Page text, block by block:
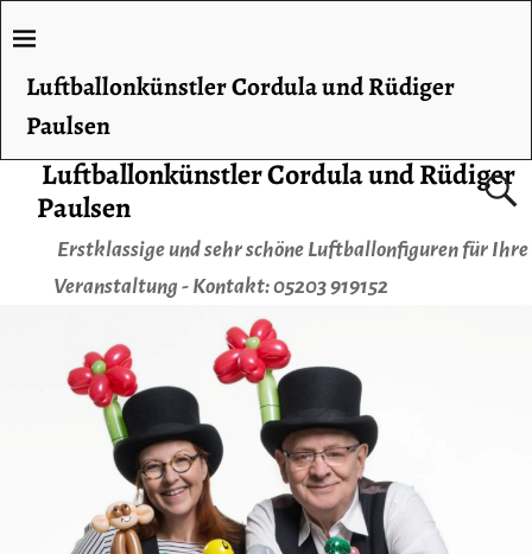
Luftballonkünstler Cordula und Rüdiger
Paulsen
Erstklassige und sehr schöne Luftballonfiguren für Ihre
Veranstaltung - Kontakt: 05203 919152
Luftballonkünstler Cordula und Rüdiger
Paulsen